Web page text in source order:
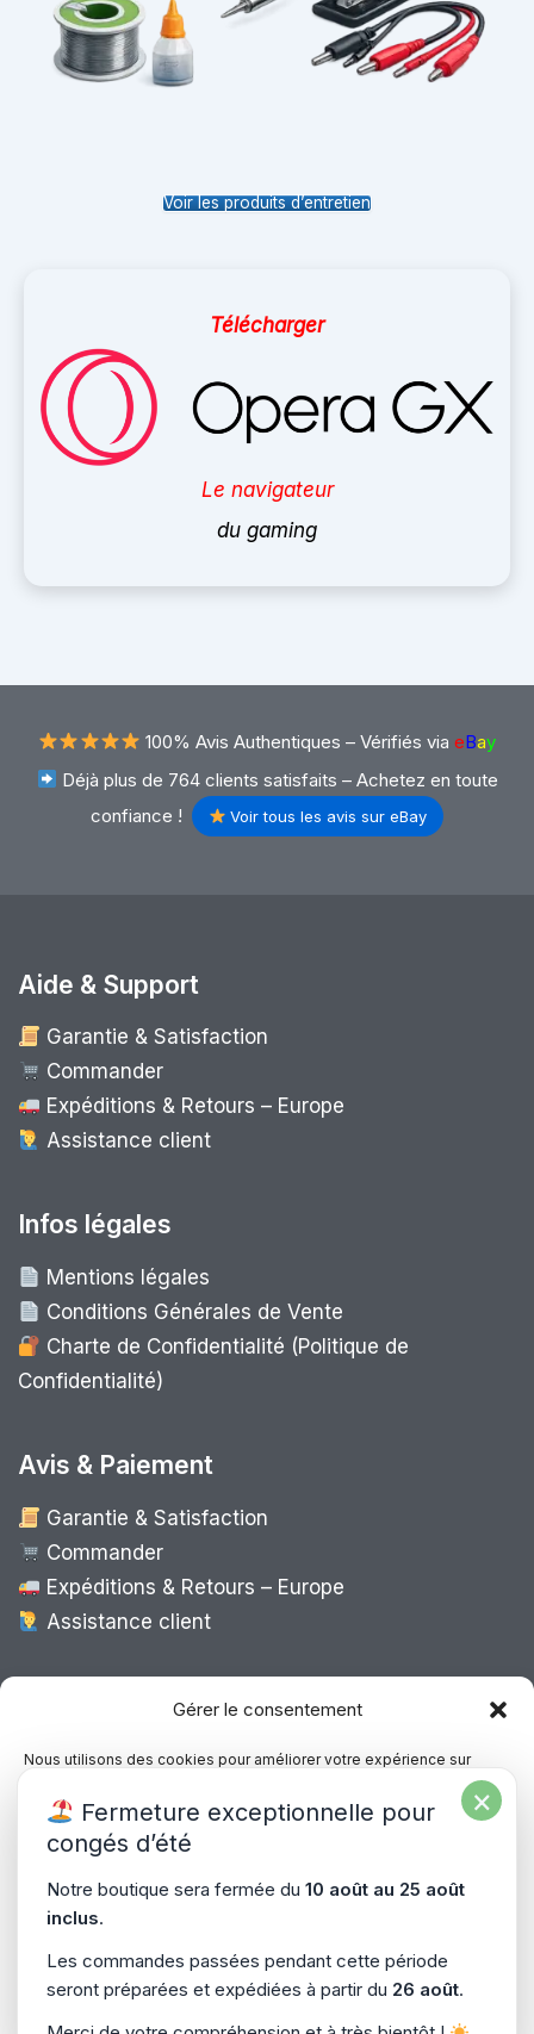
Gérer le consentement
Nous utilisons des cookies pour améliorer votre expérience sur
notre site, analyser le trafic et proposer des contenus personnalisés.
Vous pouvez accepter, refuser ou gérer vos préférences à tout
moment.
Gérer les services
Accepter
Voir les produits d’entretien
Télécharger
Le navigateur
du gaming
100% Avis Authentiques – Vérifiés via eBay
Déjà plus de 764 clients satisfaits – Achetez en toute
confiance !
Voir tous les avis sur eBay
Aide & Support
Garantie & Satisfaction
Commander
Expéditions & Retours – Europe
Assistance client
Infos légales
Mentions légales
Conditions Générales de Vente
Charte de Confidentialité (Politique de
Confidentialité)
Avis & Paiement
Garantie & Satisfaction
Commander
Expéditions & Retours – Europe
Assistance client
Expédition Europe
Livraison rapide dans toute l’Europe via
“ Mondial Relay
Copyright © 2026PiecesPC.fr| Développement & Design
×
Fermeture exceptionnelle pour
congés d’été
Notre boutique sera fermée du 10 août au 25 août
inclus.
Les commandes passées pendant cette période
seront préparées et expédiées à partir du 26 août.